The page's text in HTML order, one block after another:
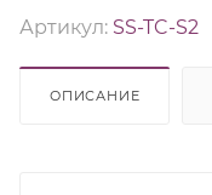
Артикул: SS-TC-S2
ОПИСАНИЕ